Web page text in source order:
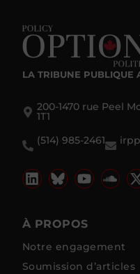
LA TRIBUNE PUBLIQUE
200-1470 rue Peel
1T1
(514) 985-2461
À PROPOS
Notre engagement
Soumission d’articles